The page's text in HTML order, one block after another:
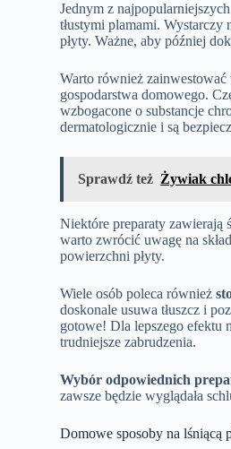
Jednym z
tłustymi plamami.
płyty. Ważne, aby później
Warto również zainwestować
gospodarstwa domowego.
wzbogacone o substancje
dermatologicznie i są
Sprawdź też Żywiak
Niektóre preparaty
warto zwrócić uwagę na
powierzchni płyty.
Wiele osób poleca również
doskonale usuwa tłuszcz i
gotowe! Dla lepszego efektu
trudniejsze zabrudzenia.
Wybór odpowiednich
zawsze będzie wyglądała
Domowe sposoby na lśniącą